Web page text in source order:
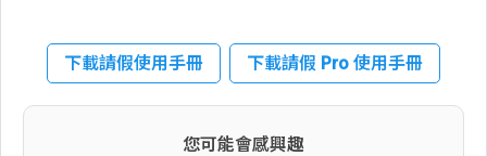
下載請假使用手冊 下載請假 Pro 使用手冊
您可能會感興趣